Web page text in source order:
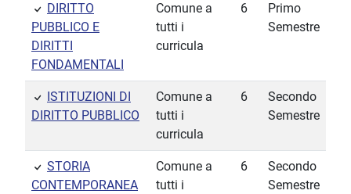
DIRITTO
PUBBLICO E
DIRITTI
FONDAMENTALI
Comune a
tutti i
curricula
6
Primo
Semestre
ISTITUZIONI DI
DIRITTO PUBBLICO
Comune a
tutti i
curricula
6
Secondo
Semestre
STORIA
CONTEMPORANEA
Comune a
tutti i
6
Secondo
Semestre